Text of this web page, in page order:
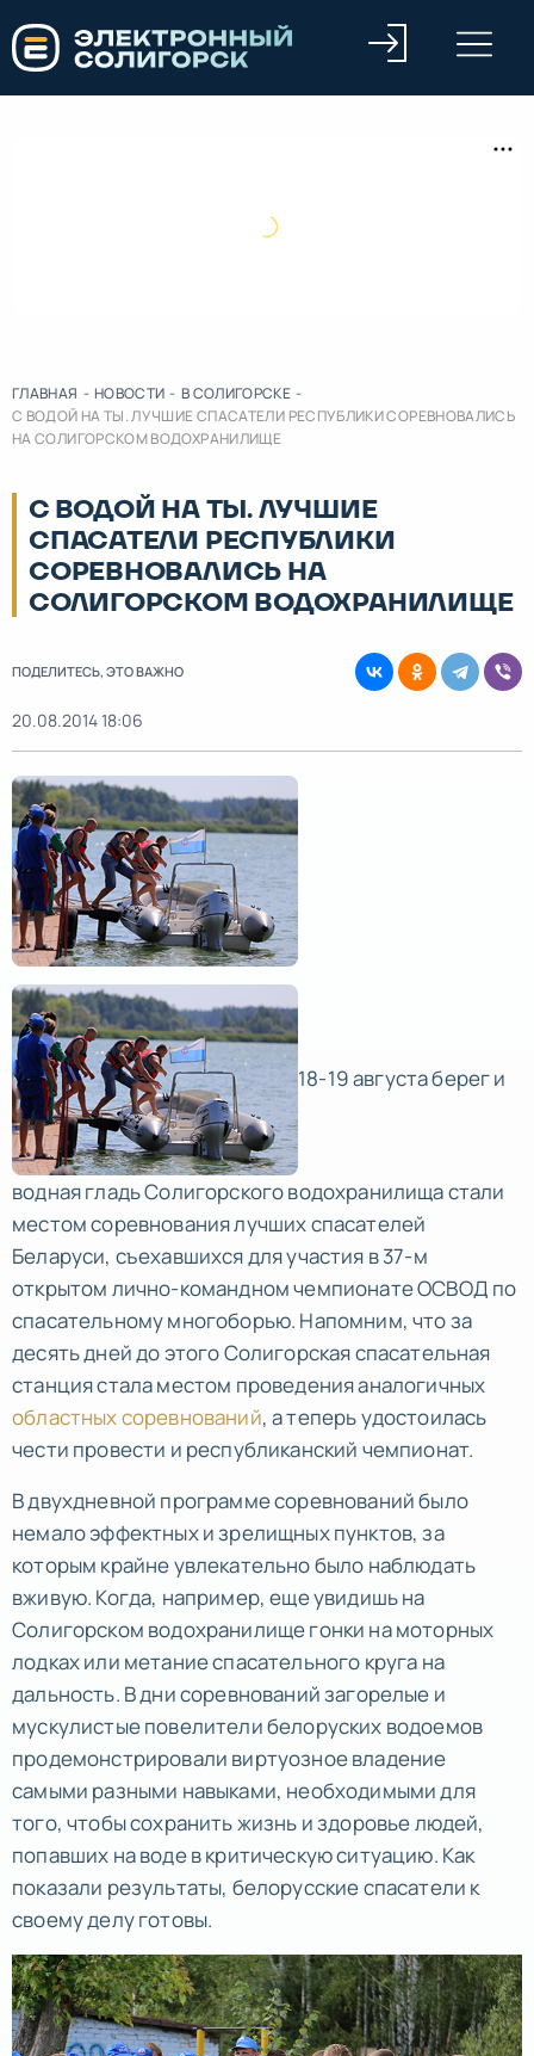
ГЛАВНАЯ - НОВОСТИ - В СОЛИГОРСКЕ -
С ВОДОЙ НА ТЫ. ЛУЧШИЕ СПАСАТЕЛИ РЕСПУБЛИКИ СОРЕВНОВАЛИСЬ
НА СОЛИГОРСКОМ ВОДОХРАНИЛИЩЕ
С ВОДОЙ НА ТЫ. ЛУЧШИЕ
СПАСАТЕЛИ РЕСПУБЛИКИ
СОРЕВНОВАЛИСЬ НА
СОЛИГОРСКОМ ВОДОХРАНИЛИЩЕ
ПОДЕЛИТЕСЬ, ЭТО ВАЖНО
20.08.2014 18:06
18-19 августа берег и
водная гладь Солигорского водохранилища стали
местом соревнования лучших спасателей
Беларуси, съехавшихся для участия в 37-м
открытом лично-командном чемпионате ОСВОД по
спасательному многоборью. Напомним, что за
десять дней до этого Солигорская спасательная
станция стала местом проведения аналогичных
областных соревнований, а теперь удостоилась
чести провести и республиканский чемпионат.
В двухдневной программе соревнований было
немало эффектных и зрелищных пунктов, за
которым крайне увлекательно было наблюдать
вживую. Когда, например, еще увидишь на
Солигорском водохранилище гонки на моторных
лодках или метание спасательного круга на
дальность. В дни соревнований загорелые и
мускулистые повелители белоруских водоемов
продемонстрировали виртуозное владение
самыми разными навыками, необходимыми для
того, чтобы сохранить жизнь и здоровье людей,
попавших на воде в критическую ситуацию. Как
показали результаты, белорусские спасатели к
своему делу готовы.